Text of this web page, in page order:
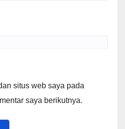
situs web saya pada
saya berikutnya.